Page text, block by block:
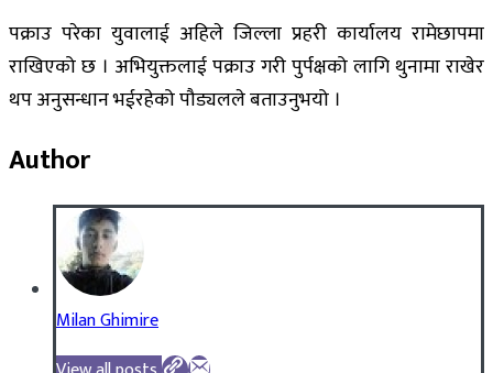
पक्राउ परेका युवालाई अहिले जिल्ला प्रहरी कार्यालय रामेछापमा
राखिएको छ । अभियुक्तलाई पक्राउ गरी पुर्पक्षको लागि थुनामा राखेर
थप अनुसन्धान भईरहेको पौड्यलले बताउनुभयो ।
Author
Milan Ghimire